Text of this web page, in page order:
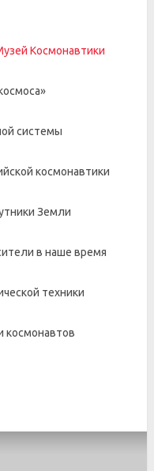
Космонавтики
системы
космонавтики
Земли
в наше время
техники